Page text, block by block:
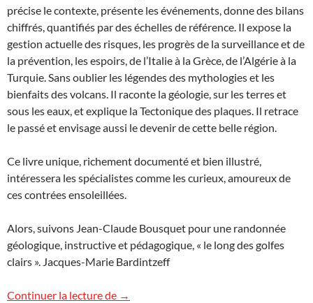
précise le contexte, présente les événements, donne des bilans
chiffrés, quantifiés par des échelles de référence. Il expose la
gestion actuelle des risques, les progrès de la surveillance et de
la prévention, les espoirs, de l’Italie à la Grèce, de l’Algérie à la
Turquie. Sans oublier les légendes des mythologies et les
bienfaits des volcans. Il raconte la géologie, sur les terres et
sous les eaux, et explique la Tectonique des plaques. Il retrace
le passé et envisage aussi le devenir de cette belle région.
Ce livre unique, richement documenté et bien illustré,
intéressera les spécialistes comme les curieux, amoureux de
ces contrées ensoleillées.
Alors, suivons Jean-Claude Bousquet pour une randonnée
géologique, instructive et pédagogique, « le long des golfes
clairs ». Jacques-Marie Bardintzeff
Continuer la lecture de Volcans, séismes et tsunamis en
→